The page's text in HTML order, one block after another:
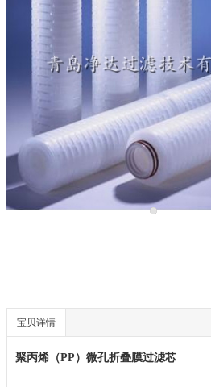
宝贝详情
聚丙烯（PP） 微孔折叠膜过滤芯